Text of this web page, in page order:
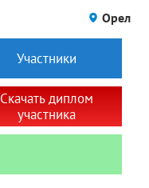
Орел
Участники
Скачать диплом
участника